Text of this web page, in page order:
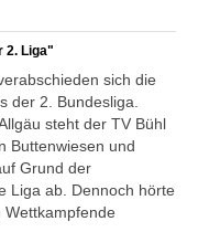
2. Liga"
sich die
der 2. Bundesliga.
steht der TV Bühl
Buttenwiesen und
Grund der
Liga ab. Dennoch hörte